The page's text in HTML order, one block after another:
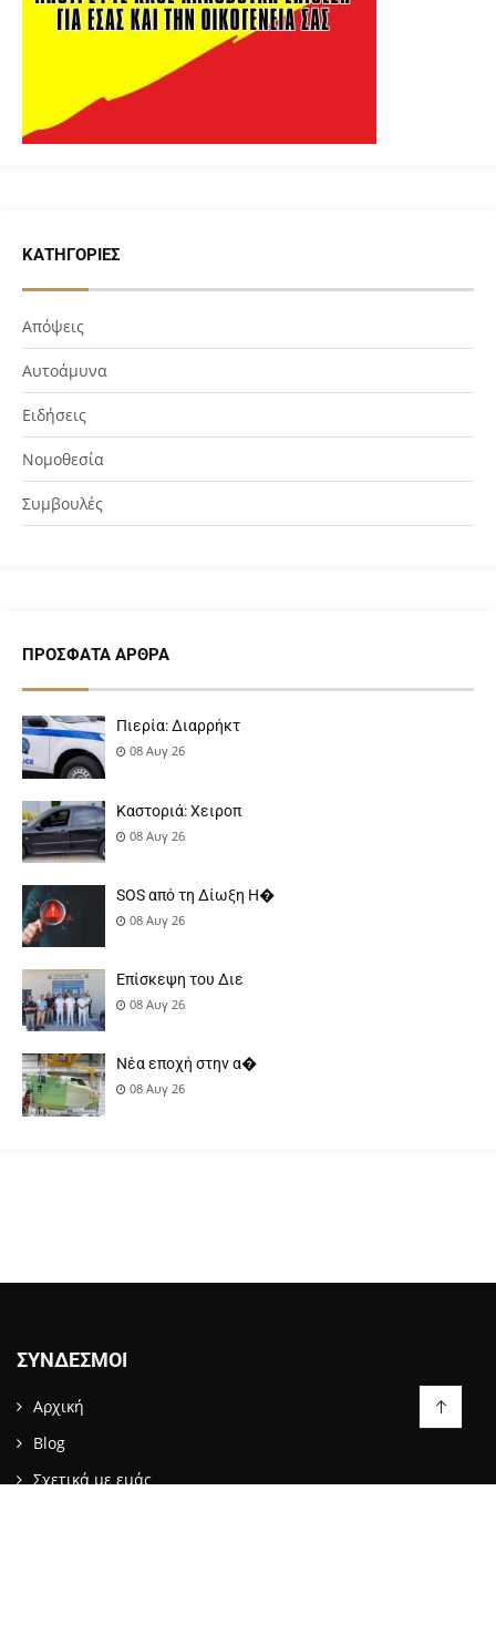
ΚΑΤΗΓΟΡΊΕΣ
Απόψεις
Αυτοάμυνα
Ειδήσεις
Νομοθεσία
Συμβουλές
ΠΡΌΣΦΑΤΑ ΆΡΘΡΑ
Πιερία: Διαρρήκτ
08 Αυγ 26
Καστοριά: Χειροπ
08 Αυγ 26
SOS από τη Δίωξη Η�
08 Αυγ 26
Επίσκεψη του Διε
08 Αυγ 26
Νέα εποχή στην α�
08 Αυγ 26
ΣΎΝΔΕΣΜΟΙ
Αρχική
Blog
Σχετικά με εμάς